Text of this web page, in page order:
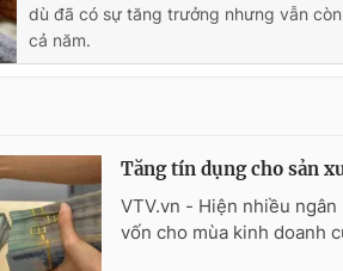
dù đã có sự tăng trưởng nhưng vẫn
cả năm.
Tăng tín dụng cho sản
VTV.vn - Hiện nhiều
vốn cho mùa kinh doanh